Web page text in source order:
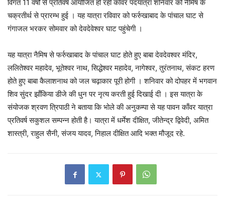
विगत 11 वर्षों से प्रतिवर्ष आयोजित हो रही काँवर पदयात्रा शनिवार को नैमिष के
चक्रतीर्थ से प्रारम्भ हुई । यह यात्रा रविवार को फर्रुखाबाद के पांचाल घाट से
गंगाजल भरकर सोमवार को देवदेवेश्वर घाट पहुंचेगी ।
यह यात्रा नैमिष से फर्रुखाबाद के पांचाल घाट होते हुए बाबा देवदेवश्वर मंदिर,
ललितेश्वर महादेव, भूतेश्वर नाथ, सिद्धेश्वर महादेव, नागेश्वर, तुरंतनाथ, संकट हरण
होते हुए बाबा कैलाशनाथ को जल चढ़ाकार पूरी होगी । शनिवार को दोपहर में भगवान
शिव सुंदर झाँकिया डीजे की धुन पर नृत्य करती हुई दिखाई दी । इस यात्रा के
संयोजक श्रवण त्रिपाठी ने बताया कि भोले की अनुकम्पा से यह पावन काँवर यात्रा
प्रतिवर्ष सकुशल सम्पन्न होती है। यात्रा में धर्मेश दीक्षित, जीतेन्द्र द्विवेदी, अमित
शास्त्री, राहुल सैनी, संजय यादव, निहाल दीक्षित आदि भक्त मौजूद रहे.